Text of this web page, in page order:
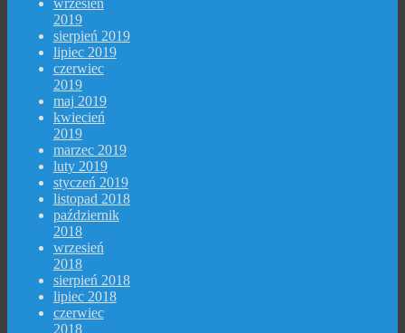
wrzesień
2019
sierpień 2019
lipiec 2019
czerwiec
2019
maj 2019
kwiecień
2019
marzec 2019
luty 2019
styczeń 2019
listopad 2018
październik
2018
wrzesień
2018
sierpień 2018
lipiec 2018
czerwiec
2018